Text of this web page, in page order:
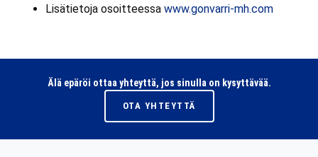
Lisätietoja osoitteessa www.gonvarri-mh.com
Älä epäröi ottaa yhteyttä, jos sinulla on kysyttävää.
OTA YHTEYTTÄ